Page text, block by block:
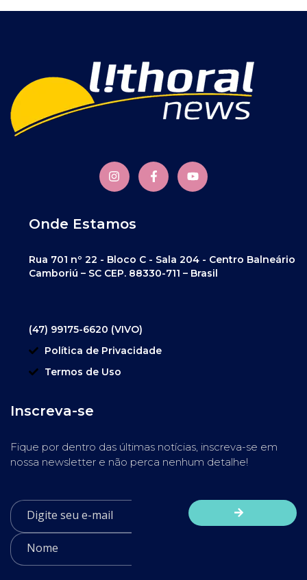
Onde Estamos
Rua 701 nº 22 - Bloco C - Sala 204 - Centro Balneário
Camboriú – SC CEP. 88330-711 – Brasil
(47) 99175-6620 (VIVO)
Política de Privacidade
Termos de Uso
Inscreva-se
Fique por dentro das últimas notícias, inscreva-se em
nossa newsletter e não perca nenhum detalhe!